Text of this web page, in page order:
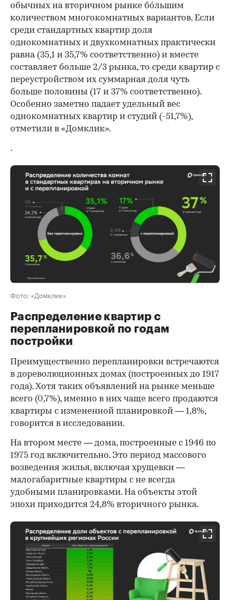
обычных на вторичном рынке бóльшим
количеством многокомнатных вариантов. Если
среди стандартных квартир доля
однокомнатных и двухкомнатных практически
равна (35,1 и 35,7% соответственно) и вместе
составляет больше 2/3 рынка, то среди квартир с
переустройством их суммарная доля чуть
больше половины (17 и 37% соответственно).
Особенно заметно падает удельный вес
однокомнатных квартир и студий (-51,7%),
отметили в «Домклик».
.
Фото: «Домклик»
Распределение квартир с
перепланировкой по годам
постройки
Преимущественно перепланировки встречаются
в дореволюционных домах (построенных до 1917
года). Хотя таких объявлений на рынке меньше
всего (0,7%), именно в них чаще всего продаются
квартиры с измененной планировкой — 1,8%,
говорится в исследовании.
На втором месте — дома, построенные с 1946 по
1975 год включительно. Это период массового
возведения жилья, включая хрущевки —
малогабаритные квартиры с не всегда
удобными планировками. На объекты этой
эпохи приходится 24,8% вторичного рынка.